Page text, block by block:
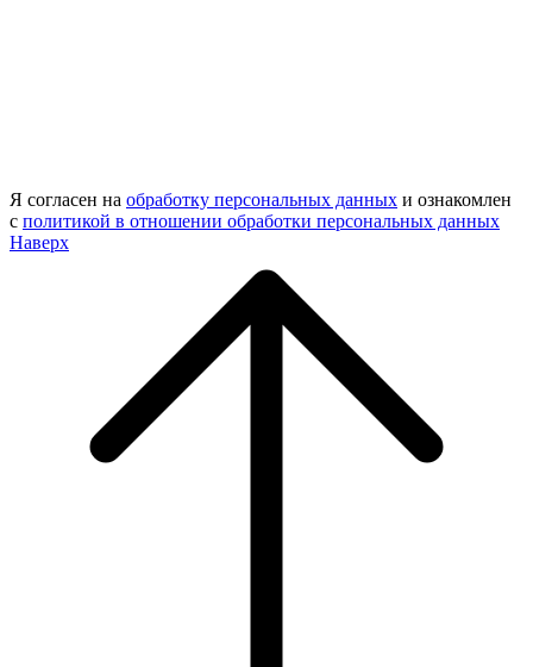
Я согласен на обработку персональных данных и ознакомлен
с политикой в отношении обработки персональных данных
Наверх